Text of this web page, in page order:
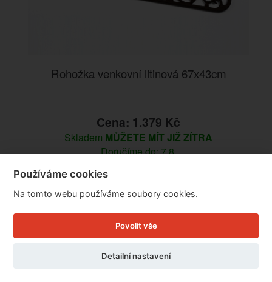
Rohožka venkovní litinová 67x43cm
Cena: 1.379 Kč
Skladem MŮŽETE MÍT JIŽ ZÍTRA
Doručíme do: 7.8.
Používáme cookies
Na tomto webu používáme soubory cookies.
Povolit vše
Detailní nastavení